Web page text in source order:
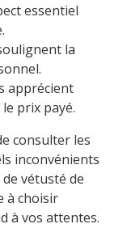
essentiel
la
apprécient
prix payé.
consulter les
inconvénients
vétusté de
à choisir
à vos attentes.